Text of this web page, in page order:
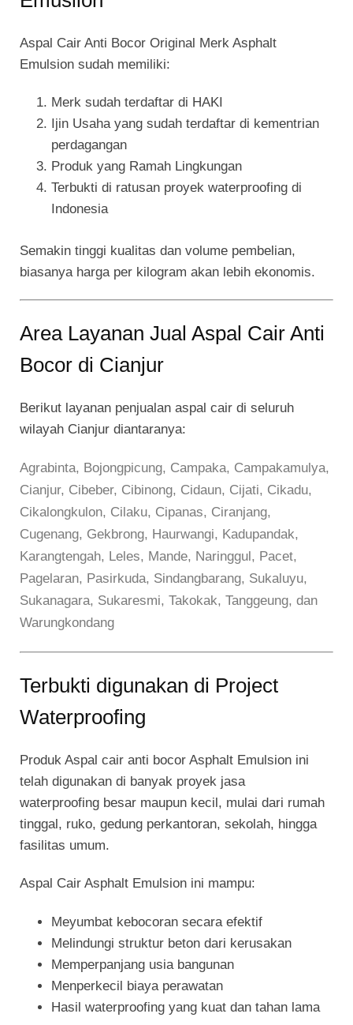
Aspal Cair Anti Bocor Original Merk Asphalt
Emulsion sudah memiliki:
Merk sudah terdaftar di HAKI
Ijin Usaha yang sudah terdaftar di kementrian
perdagangan
Produk yang Ramah Lingkungan
Terbukti di ratusan proyek waterproofing di
Indonesia
Semakin tinggi kualitas dan volume pembelian,
biasanya harga per kilogram akan lebih ekonomis.
Area Layanan Jual Aspal Cair Anti
Bocor di Cianjur
Berikut layanan penjualan aspal cair di seluruh
wilayah Cianjur diantaranya:
Agrabinta, Bojongpicung, Campaka, Campakamulya,
Cianjur, Cibeber, Cibinong, Cidaun, Cijati, Cikadu,
Cikalongkulon, Cilaku, Cipanas, Ciranjang,
Cugenang, Gekbrong, Haurwangi, Kadupandak,
Karangtengah, Leles, Mande, Naringgul, Pacet,
Pagelaran, Pasirkuda, Sindangbarang, Sukaluyu,
Sukanagara, Sukaresmi, Takokak, Tanggeung, dan
Warungkondang
Terbukti digunakan di Project
Waterproofing
Produk Aspal cair anti bocor Asphalt Emulsion ini
telah digunakan di banyak proyek jasa
waterproofing besar maupun kecil, mulai dari rumah
tinggal, ruko, gedung perkantoran, sekolah, hingga
fasilitas umum.
Aspal Cair Asphalt Emulsion ini mampu:
Meyumbat kebocoran secara efektif
Melindungi struktur beton dari kerusakan
Memperpanjang usia bangunan
Menperkecil biaya perawatan
Hasil waterproofing yang kuat dan tahan lama